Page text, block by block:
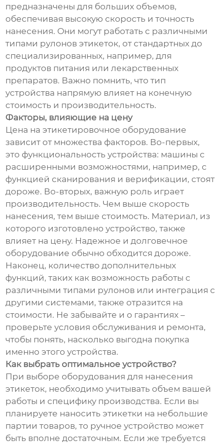
предназначены для больших объемов,
обеспечивая высокую скорость и точность
нанесения. Они могут работать с различными
типами рулонов этикеток, от стандартных до
специализированных, например, для
продуктов питания или лекарственных
препаратов. Важно помнить, что тип
устройства напрямую влияет на конечную
стоимость и производительность.
Факторы, влияющие на цену
Цена на этикетировочное оборудование
зависит от множества факторов. Во-первых,
это функциональность устройства: машины с
расширенными возможностями, например, с
функцией сканирования и верификации, стоят
дороже. Во-вторых, важную роль играет
производительность. Чем выше скорость
нанесения, тем выше стоимость. Материал, из
которого изготовлено устройство, также
влияет на цену. Надежное и долговечное
оборудование обычно обходится дороже.
Наконец, количество дополнительных
функций, таких как возможность работы с
различными типами рулонов или интеграция с
другими системами, также отразится на
стоимости. Не забывайте и о гарантиях –
проверьте условия обслуживания и ремонта,
чтобы понять, насколько выгодна покупка
именно этого устройства.
Как выбрать оптимальное устройство?
При выборе оборудования для нанесения
этикеток, необходимо учитывать объем вашей
работы и специфику производства. Если вы
планируете наносить этикетки на небольшие
партии товаров, то ручное устройство может
быть вполне достаточным. Если же требуется